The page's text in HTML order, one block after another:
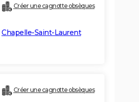
Créer une cagnotte obsèques
Chapelle-Saint-Laurent
Créer une cagnotte obsèques